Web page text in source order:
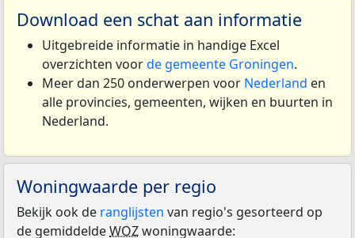
Download een schat aan informatie
Uitgebreide informatie in handige Excel
overzichten voorde gemeente Groningen.
Meer dan 250 onderwerpen voor Nederland en
alle provincies, gemeenten, wijken en buurten in
Nederland.
Woningwaarde per regio
Bekijk ook de ranglijsten van regio's gesorteerd op
de gemiddeldeWOZwoningwaarde: